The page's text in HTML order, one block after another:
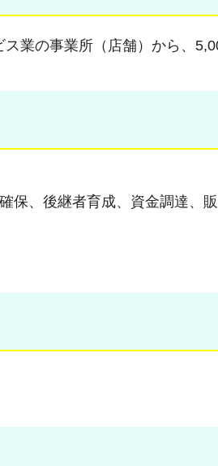
業の事業所（店舗）から、
保、後継者育成、資金調達、販